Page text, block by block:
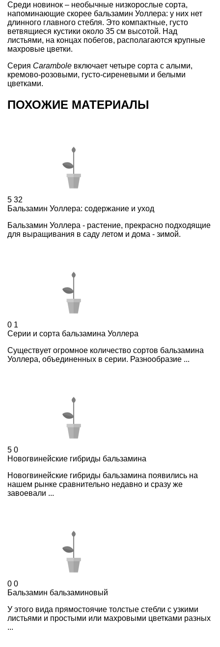
Среди новинок – необычные низкорослые сорта,
напоминающие скорее бальзамин Уоллера: у них нет
длинного главного стебля. Это компактные, густо
ветвящиеся кустики около 35 см высотой. Над
листьями, на концах побегов, располагаются крупные
махровые цветки.
Серия Carambole включает четыре сорта с алыми,
кремово-розовыми, густо-сиреневыми и белыми
цветками.
ПОХОЖИЕ МАТЕРИАЛЫ
5 32
Бальзамин Уоллера: содержание и уход
Бальзамин Уоллера - растение, прекрасно подходящие
для выращивания в саду летом и дома - зимой.
0 1
Серии и сорта бальзамина Уоллера
Существует огромное количество сортов бальзамина
Уоллера, объединенных в серии. Разнообразие ...
5 0
Новогвинейские гибриды бальзамина
Новогвинейские гибриды бальзамина появились на
нашем рынке сравнительно недавно и сразу же
завоевали ...
0 0
Бальзамин бальзаминовый
У этого вида прямостоячие толстые стебли с узкими
листьями и простыми или махровыми цветками разных
...